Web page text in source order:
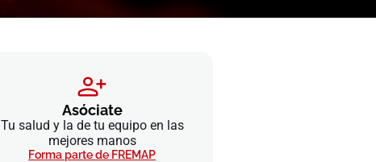
Asóciate
Tu salud y la de tu equipo en las
mejores manos
Forma parte de FREMAP